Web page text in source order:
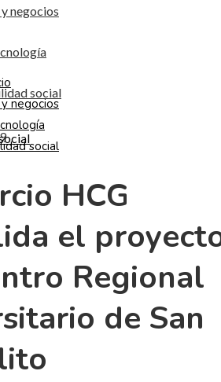
negocios
social
negocios
social
HCG
el
Regional
de San